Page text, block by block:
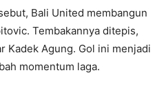
Bali United membangun
Tembakannya ditepis,
Kadek Agung. Gol ini menjadi
momentum laga.